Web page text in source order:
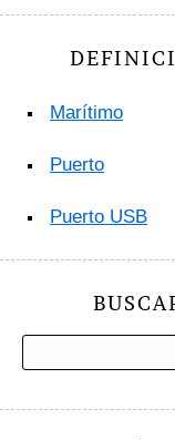
Marítimo
Puerto
Puerto USB